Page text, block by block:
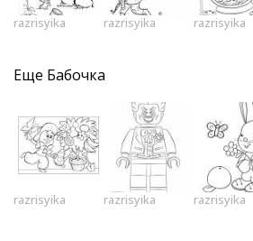
razrisyika razrisyika razrisyika
Еще Бабочка
razrisyika razrisyika razrisyika